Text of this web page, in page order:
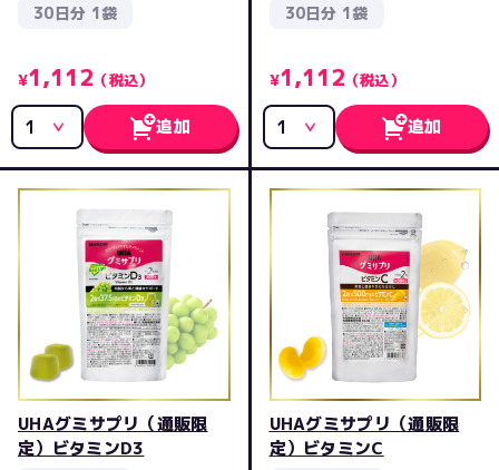
30日分 1袋
¥1,112 （税込）
追加
30日分 1袋
¥1,112 （税込）
追加
UHAグミサプリ（通販限
定）ビタミンD3
UHAグミサプリ（通販限
定）ビタミンC